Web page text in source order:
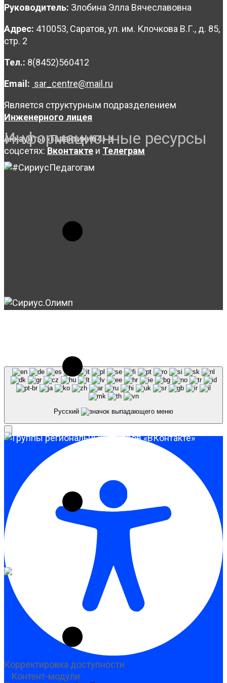
Руководитель: Злобина Элла Вячеславовна
Адрес: 410053, Саратов, ул. им. Клочкова В.Г., д. 85,
стр. 2
Тел.: 8(8452)560412
Email: sar_centre@mail.ru
Является структурным подразделением
Инженерного лицея
Аккаунты «Галактики64» в
соцсетях: Вконтакте и Телеграм
Информационные ресурсы
Русский
Корректировка доступности
Контент-модули